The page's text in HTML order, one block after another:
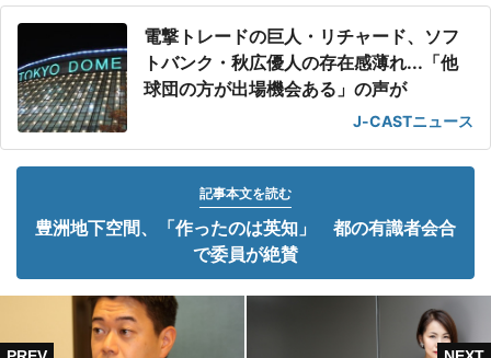
電撃トレードの巨人・リチャード、ソフ
トバンク・秋広優人の存在感薄れ...「他
球団の方が出場機会ある」の声が
J-CASTニュース
記事本文を読む
豊洲地下空間、「作ったのは英知」 都の有識者会合
で委員が絶賛